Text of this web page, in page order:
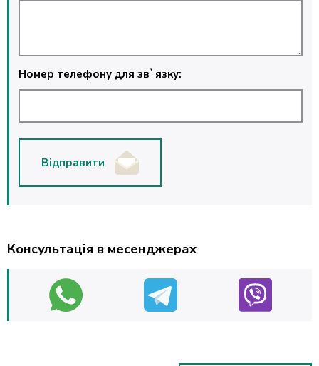
Номер телефону для зв`язку:
Відправити
Консультація в месенджерах